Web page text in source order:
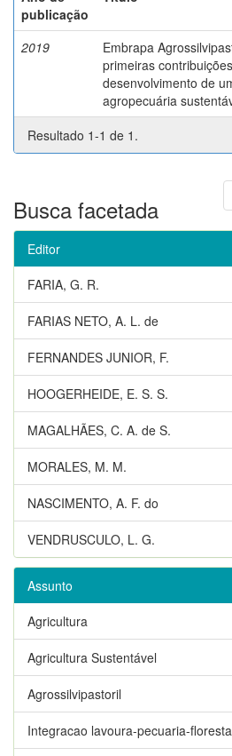
publicação
2019
Embrapa
primeiras
desenvolvimento de
agropecuária
Resultado 1-1 de 1.
Busca facetada
Editor
FARIA, G. R.
FARIAS NETO, A. L. de
FERNANDES JUNIOR, F.
HOOGERHEIDE, E. S. S.
MAGALHÃES, C. A. de S.
MORALES, M. M.
NASCIMENTO, A. F. do
VENDRUSCULO, L. G.
Assunto
Agricultura
Agricultura Sustentável
Agrossilvipastoril
Integracao lavoura-pecuaria-floresta